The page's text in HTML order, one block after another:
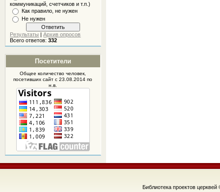
коммуникаций, счетчиков и т.п.)
Как правило, не нужен
Не нужен
Результаты |Архив опросов
Всего ответов:332
Посетители
Общее количество человек,
посетившихсайтс 23.08.2014 по
н.в.
Библиотека проектов церквей